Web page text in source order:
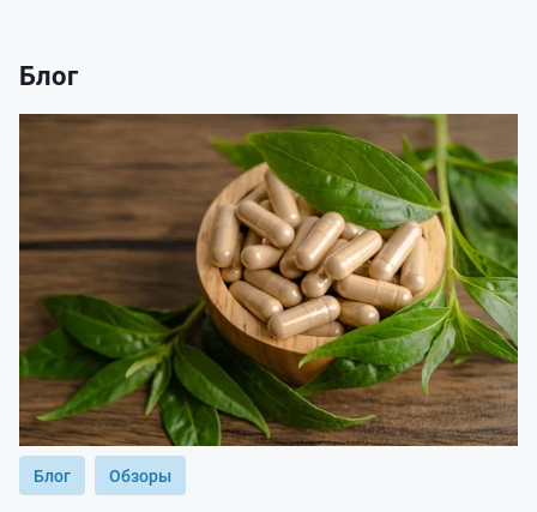
Блог
Блог Обзоры